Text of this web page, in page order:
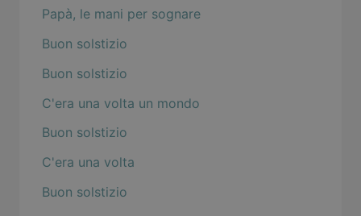
Papà, le mani per sognare
Buon solstizio
Buon solstizio
C'era una volta un mondo
Buon solstizio
C'era una volta
Buon solstizio